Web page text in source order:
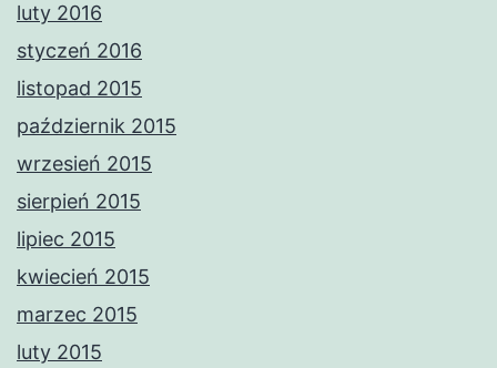
luty 2016
styczeń 2016
listopad 2015
październik 2015
wrzesień 2015
sierpień 2015
lipiec 2015
kwiecień 2015
marzec 2015
luty 2015